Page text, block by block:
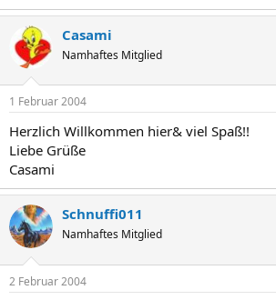
Casami
Namhaftes Mitglied
1 Februar 2004
Herzlich Willkommen hier& viel Spaß!!
Liebe Grüße
Casami
Schnuffi011
Namhaftes Mitglied
2 Februar 2004